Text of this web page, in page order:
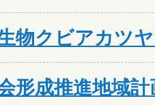
物クビアカツ
形成推進地域